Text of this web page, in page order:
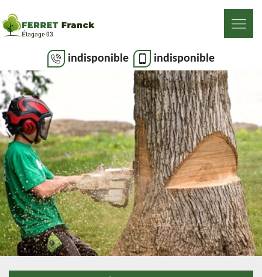
indisponible indisponible